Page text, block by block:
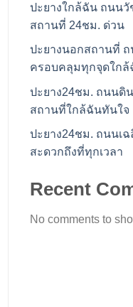
ปะยางใกล้ฉัน ถนน
สถานที่ 24ชม. ด่วน
ปะยางนอกสถานที่ ถ
ครอบคลุมทุกจุดใกล้
ปะยาง24ชม. ถนนดิ
สถานที่ใกล้ฉันทันใจ
ปะยาง24ชม. ถนนเฉ
สะดวกถึงที่ทุกเวลา
Recent
No comments to